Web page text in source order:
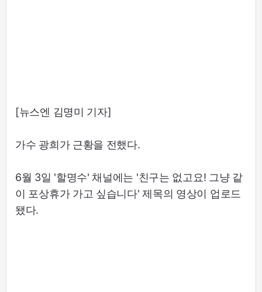
[뉴스엔 김명미 기자]
가수 광희가 근황을 전했다.
6월 3일 '할명수' 채널에는 '친구는 없고요! 그냥 같
이 포상휴가 가고 싶습니다' 제목의 영상이 업로드
됐다.